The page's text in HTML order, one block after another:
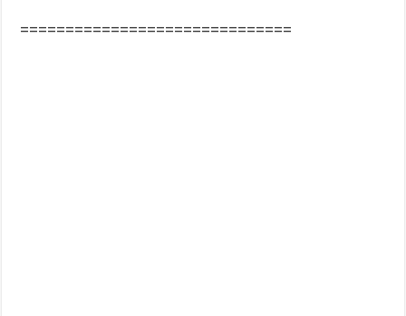
==============================